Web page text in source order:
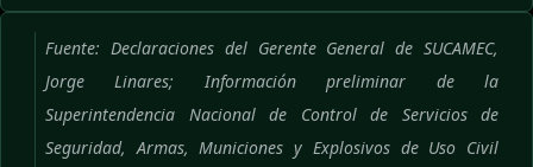
Fuente: Declaraciones del Gerente General de SUCAMEC,
Jorge Linares; Información preliminar de la
Superintendencia Nacional de Control de Servicios de
Seguridad, Armas, Municiones y Explosivos de Uso Civil